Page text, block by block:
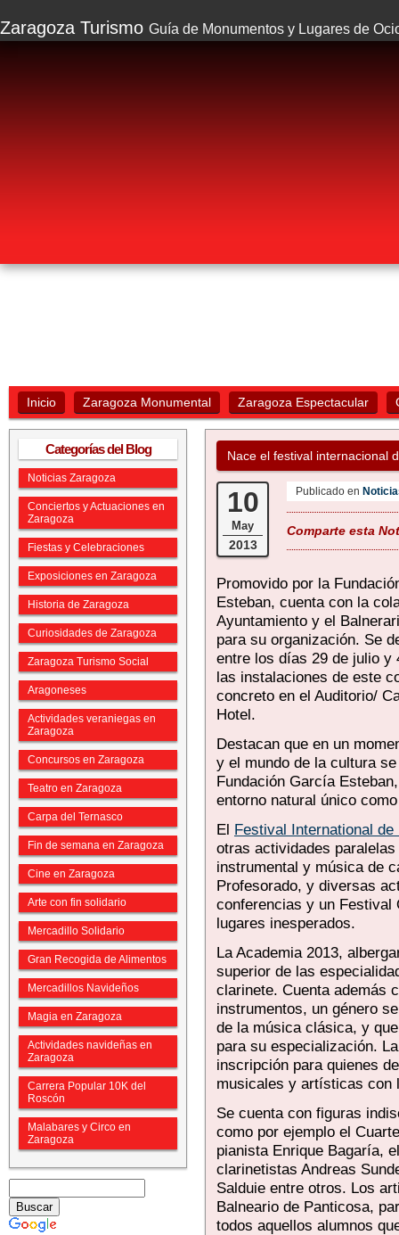
Zaragoza Turismo Guía de Monumentos y Lugares de
Inicio Zaragoza Monumental Zaragoza Espectacular
Categorías del Blog
Noticias Zaragoza
Conciertos y Actuaciones en
Zaragoza
Fiestas y Celebraciones
Exposiciones en Zaragoza
Historia de Zaragoza
Curiosidades de Zaragoza
Zaragoza Turismo Social
Aragoneses
Actividades veraniegas en
Zaragoza
Concursos en Zaragoza
Teatro en Zaragoza
Carpa del Ternasco
Fin de semana en Zaragoza
Cine en Zaragoza
Arte con fin solidario
Mercadillo Solidario
Gran Recogida de Alimentos
Mercadillos Navideños
Magia en Zaragoza
Actividades navideñas en
Zaragoza
Carrera Popular 10K del
Roscón
Malabares y Circo en
Zaragoza
Nace el festival internacional
10
May
2013
Publicado en
Comparte esta
Promovido por la
Esteban, cuenta con la
Ayuntamiento y el
para su organización. Se
entre los días 29 de julio y
las instalaciones de este
concreto en el Auditorio/
Hotel.
Destacan que en un
y el mundo de la cultura
Fundación García
entorno natural único
El Festival International de
otras actividades
instrumental y música de
Profesorado, y diversas
conferencias y un Festival
lugares inesperados.
La Academia 2013,
superior de las
clarinete. Cuenta además
instrumentos, un género
de la música clásica, y
para su especialización.
inscripción para quienes
musicales y artísticas con
Se cuenta con figuras
como por ejemplo el
pianista Enrique Bagaría,
clarinetistas Andreas
Salduie entre otros. Los
Balneario de Panticosa,
todos aquellos alumnos